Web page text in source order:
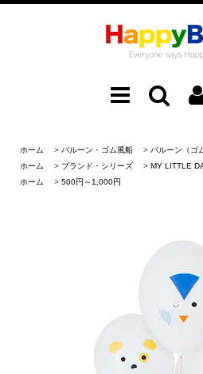
ホーム > バルーン・ゴム風船 > バルーン（ゴ
ホーム
> ブランド・シリーズ > MY LITTLE
ホーム
> 500円～1,000円